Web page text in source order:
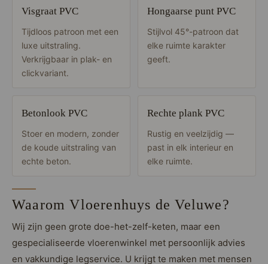
Visgraat PVC
Tijdloos patroon met een
luxe uitstraling.
Verkrijgbaar in plak- en
clickvariant.
Hongaarse punt PVC
Stijlvol 45°-patroon dat
elke ruimte karakter
geeft.
Betonlook PVC
Stoer en modern, zonder
de koude uitstraling van
echte beton.
Rechte plank PVC
Rustig en veelzijdig —
past in elk interieur en
elke ruimte.
Waarom Vloerenhuys de Veluwe?
Wij zijn geen grote doe-het-zelf-keten, maar een
gespecialiseerde vloerenwinkel met persoonlijk advies
en vakkundige legservice. U krijgt te maken met mensen